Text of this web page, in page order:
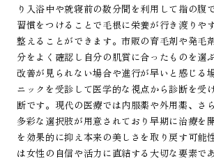
り入浴中や就寝前の数分間を利用して指の腹
習慣をつけることで毛根に栄養が行き渡りや
整えることができます。市販の育毛剤や発毛
分をよく確認し自分の肌質に合ったものを選
改善が見られない場合や進行が早いと感じる
ニックを受診して医学的な視点から診断を受
断です。現代の医療では内服薬や外用薬、さ
多彩な選択肢が用意されており早期に治療を
を効果的に抑え本来の美しさを取り戻す可能
は女性の自信や活力に直結する大切な要素で